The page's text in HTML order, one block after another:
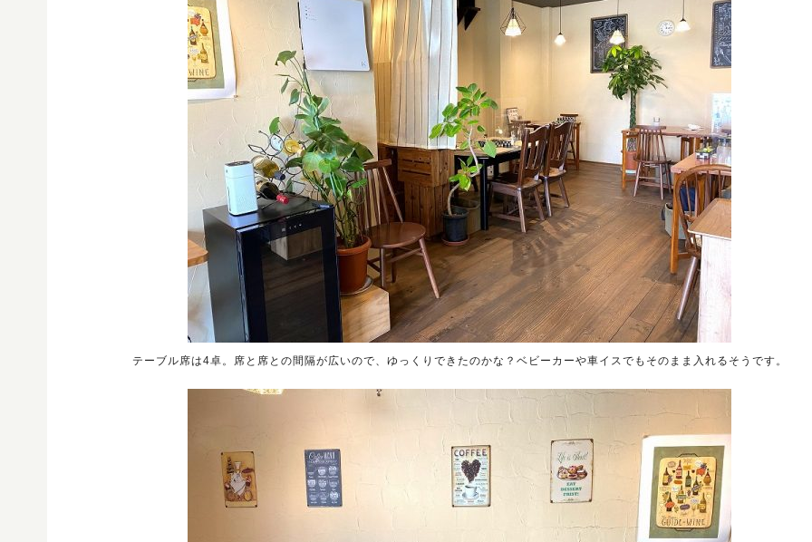
テーブル席は4卓。席と席との間隔が広いので、ゆっくりできたのかな？ベビーカーや車イスでもそのまま入れるそうです。